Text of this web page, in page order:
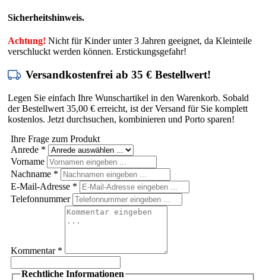
Sicherheitshinweis.
Achtung! Nicht für Kinder unter 3 Jahren geeignet, da Kleinteile
verschluckt werden können. Erstickungsgefahr!
Versandkostenfrei ab 35 € Bestellwert!
Legen Sie einfach Ihre Wunschartikel in den Warenkorb. Sobald
der Bestellwert 35,00 € erreicht, ist der Versand für Sie komplett
kostenlos. Jetzt durchsuchen, kombinieren und Porto sparen!
Ihre Frage zum Produkt
Anrede *
Vorname
Nachname *
E-Mail-Adresse *
Telefonnummer
Kommentar *
Rechtliche Informationen